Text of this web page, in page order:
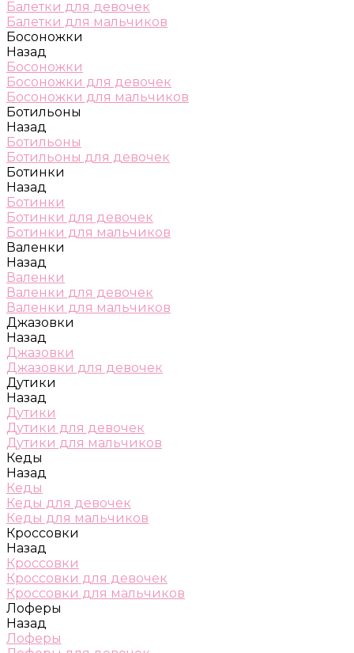
Балетки для девочек
Балетки для мальчиков
Босоножки
Назад
Босоножки
Босоножки для девочек
Босоножки для мальчиков
Ботильоны
Назад
Ботильоны
Ботильоны для девочек
Ботинки
Назад
Ботинки
Ботинки для девочек
Ботинки для мальчиков
Валенки
Назад
Валенки
Валенки для девочек
Валенки для мальчиков
Джазовки
Назад
Джазовки
Джазовки для девочек
Дутики
Назад
Дутики
Дутики для девочек
Дутики для мальчиков
Кеды
Назад
Кеды
Кеды для девочек
Кеды для мальчиков
Кроссовки
Назад
Кроссовки
Кроссовки для девочек
Кроссовки для мальчиков
Лоферы
Назад
Лоферы